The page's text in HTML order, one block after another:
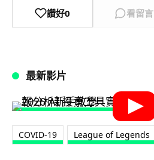
讚好0 看留言
最新影片
COVID-19 League of Legends